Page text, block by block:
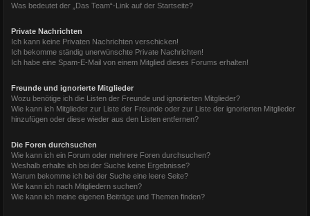
Was bedeutet der „Das Team“-Link auf der Startseite?
Private Nachrichten
Ich kann keine Privaten Nachrichten verschicken!
Ich bekomme ständig unerwünschte Private Nachrichten!
Ich habe eine Spam-E-Mail von einem Mitglied dieses Forums erhalten!
Freunde und ignorierte Mitglieder
Wozu benötige ich die Listen der Freunde und ignorierten Mitglieder?
Wie kann ich Mitglieder zur Liste der Freunde oder zur Liste der ignorierten Mitglieder
hinzufügen oder diese wieder aus den Listen entfernen?
Die Foren durchsuchen
Wie kann ich ein Forum oder mehrere Foren durchsuchen?
Weshalb erhalte ich bei der Suche keine Ergebnisse?
Warum bekomme ich bei der Suche eine leere Seite?
Wie kann ich nach Mitgliedern suchen?
Wie kann ich meine eigenen Beiträge und Themen finden?